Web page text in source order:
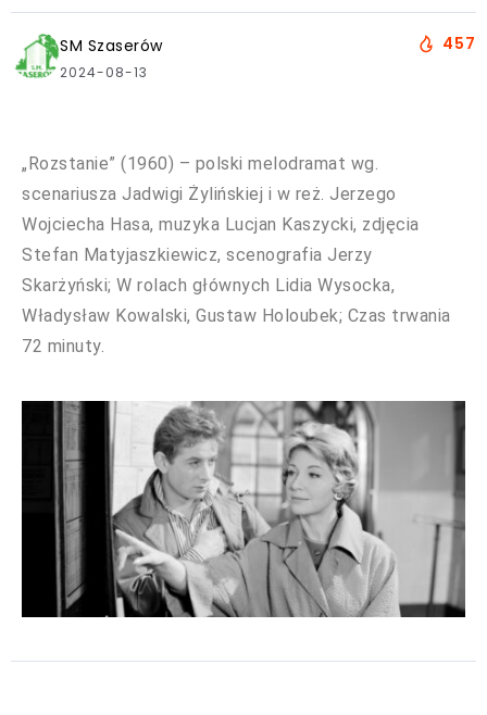
SM Szaserów
2024-08-13
457
„Rozstanie” (1960) – polski melodramat wg.
scenariusza Jadwigi Żylińskiej i w reż. Jerzego
Wojciecha Hasa, muzyka Lucjan Kaszycki, zdjęcia
Stefan Matyjaszkiewicz, scenografia Jerzy
Skarżyński; W rolach głównych Lidia Wysocka,
Władysław Kowalski, Gustaw Holoubek; Czas trwania
72 minuty.